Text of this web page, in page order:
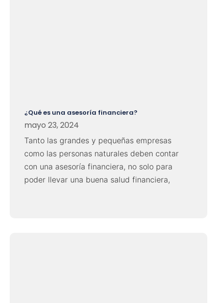
¿Qué es una asesoría financiera?
mayo 23, 2024
Tanto las grandes y pequeñas empresas
como las personas naturales deben contar
con una asesoría financiera, no solo para
poder llevar una buena salud financiera,